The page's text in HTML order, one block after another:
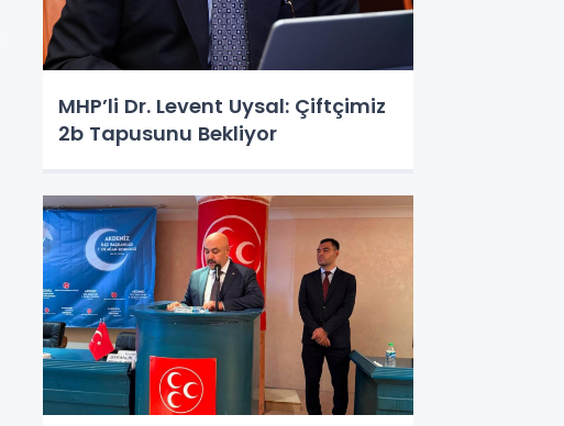
MHP’li Dr. Levent Uysal: Çiftçimiz
2b Tapusunu Bekliyor